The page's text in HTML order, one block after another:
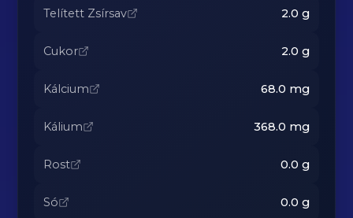
Telített Zsírsav 2.0 g
Cukor 2.0 g
Kálcium 68.0 mg
Kálium 368.0 mg
Rost 0.0 g
Só 0.0 g